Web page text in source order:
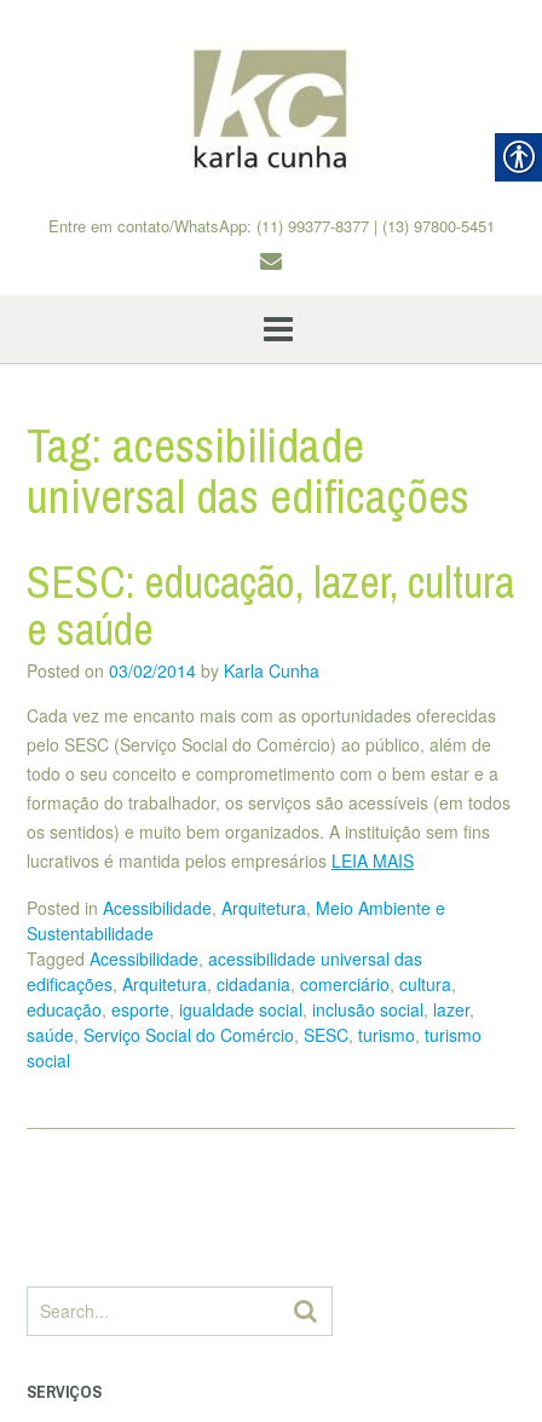
Entre em contato/WhatsApp: (11) 99377-8377 | (13) 97800-5451
Tag: acessibilidade
universal das edificações
SESC: educação, lazer, cultura
e saúde
Posted on 03/02/2014 by Karla Cunha
Cada vez me encanto mais com as oportunidades oferecidas
pelo SESC (Serviço Social do Comércio) ao público, além de
todo o seu conceito e comprometimento com o bem estar e a
formação do trabalhador, os serviços são acessíveis (em todos
os sentidos) e muito bem organizados. A instituição sem fins
lucrativos é mantida pelos empresários LEIA MAIS
Posted in Acessibilidade, Arquitetura, Meio Ambiente e
Sustentabilidade
Tagged Acessibilidade, acessibilidade universal das
edificações, Arquitetura, cidadania, comerciário, cultura,
educação, esporte, igualdade social, inclusão social, lazer,
saúde, Serviço Social do Comércio, SESC, turismo, turismo
social
SERVIÇOS